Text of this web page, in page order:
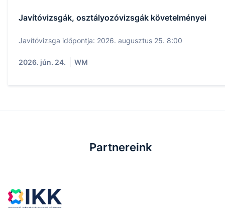
Javítóvizsgák, osztályozóvizsgák követelményei
Javítóvizsga időpontja: 2026. augusztus 25. 8:00
2026. jún. 24. WM
Partnereink